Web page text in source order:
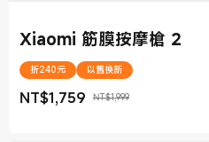
Xiaomi 筋膜按摩槍 2
折240元 以舊換新
NT$1,759
現價 NT$1,759 NT$1,999
銷售價格 NT$1,999